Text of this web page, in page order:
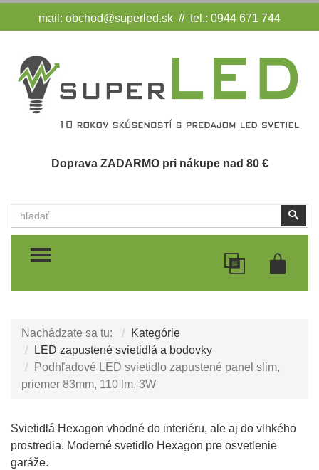
mail: obchod@superled.sk // tel.: 0944 671 744
Doprava ZADARMO pri nákupe nad 80 €
Vyhľadať
TOGGLE MENU
Nachádzate sa tu:
Kategórie
LED zapustené svietidlá a bodovky
Podhľadové LED svietidlo zapustené panel slim,
priemer 83mm, 110 lm, 3W
Svietidlá Hexagon vhodné do interiéru, ale aj do vlhkého
prostredia. Moderné svetidlo Hexagon pre osvetlenie
garáže.